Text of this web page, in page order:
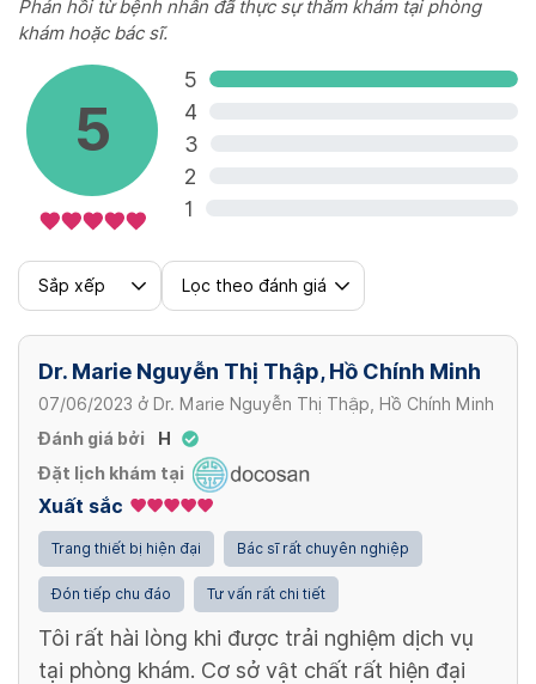
Phản hồi từ bệnh nhân đã thực sự thăm khám tại phòng
khám hoặc bác sĩ.
5
5
4
3
2
1
Sắp xếp Lọc theo đánh giá
Dr. Marie Nguyễn Thị Thập, Hồ Chính Minh
07/06/2023 ở Dr. Marie Nguyễn Thị Thập, Hồ Chính Minh
Đánh giá bởi
H
Đặt lịch khám tại
Xuất sắc
Trang thiết bị hiện đại Bác sĩ rất chuyên nghiệp
Đón tiếp chu đáo Tư vấn rất chi tiết
Tôi rất hài lòng khi được trải nghiệm dịch vụ
tại phòng khám. Cơ sở vật chất rất hiện đại